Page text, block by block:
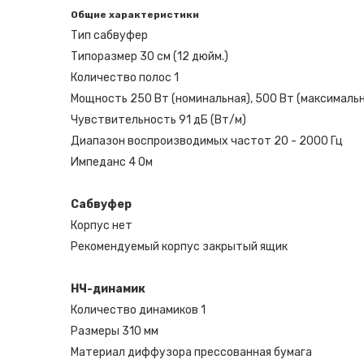
Общие характеристики
Тип сабвуфер
Типоразмер 30 см (12 дюйм.)
Количество полос 1
Мощность 250 Вт (номинальная), 500 Вт
Чувствительность 91 дБ (Вт/м)
Диапазон воспроизводимых частот 20 - 2000 Гц
Импеданс 4 Ом
Сабвуфер
Корпус нет
Рекомендуемый корпус закрытый ящик
НЧ-динамик
Количество динамиков 1
Размеры 310 мм
Материал диффузора прессованная бумага